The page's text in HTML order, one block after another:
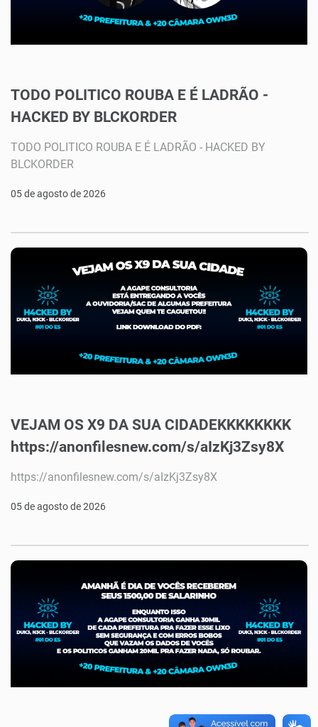
TODO POLITICO ROUBA E É LADRÃO -
HACKED BY BLCKORDER
TODO POLITICO ROUBA E É LADRÃO - HACKED BY
BLCKORDER
05 de agosto de 2026
VEJAM OS X9 DA SUA CIDADEKKKKKKKK
https://anonfilesnew.com/s/aIzKj3Zsy8X
https://anonfilesnew.com/s/aIzKj3Zsy8X
05 de agosto de 2026